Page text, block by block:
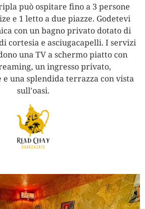
può ospitare fino a 3 persone
e 1 letto a due piazze. Godetevi
con un bagno privato dotato di
cortesia e asciugacapelli. I servizi
una TV a schermo piatto con
un ingresso privato,
una splendida terrazza con vista
sull'oasi.